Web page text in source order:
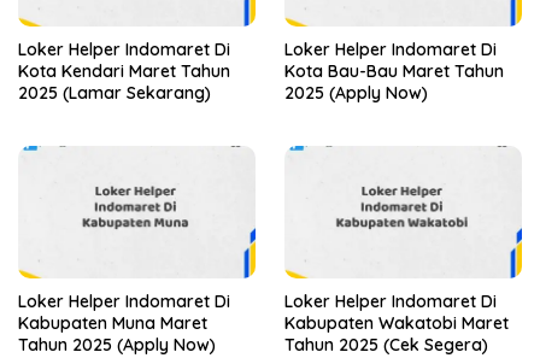
Loker Helper Indomaret Di
Kota Kendari Maret Tahun
2025 (Lamar Sekarang)
Loker Helper Indomaret Di
Kota Bau-Bau Maret Tahun
2025 (Apply Now)
Loker Helper Indomaret Di
Kabupaten Muna Maret
Tahun 2025 (Apply Now)
Loker Helper Indomaret Di
Kabupaten Wakatobi Maret
Tahun 2025 (Cek Segera)